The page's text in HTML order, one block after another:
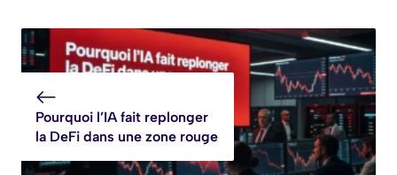
Pourquoi l’IA fait replonger
la DeFi dans une zone rouge